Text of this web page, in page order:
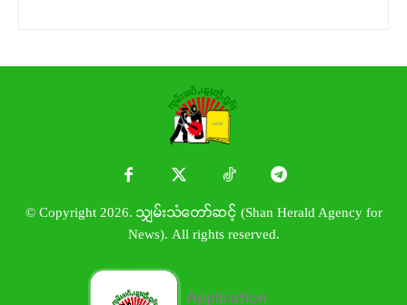
© Copyright 2026. သျှမ်းသံတော်ဆင့် (Shan Herald Agency for
News). All rights reserved.